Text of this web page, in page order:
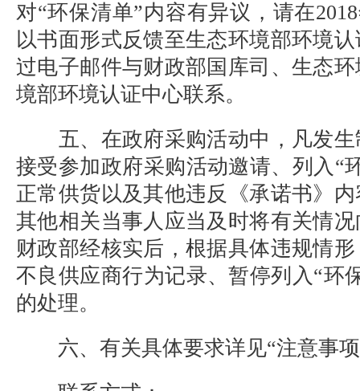
对“环保清单”内容有异议，请在
以书面形式反馈至生态环境部环境
过电子邮件与财政部国库司、生态
境部环境认证中心联系。
五、在政府采购活动中，凡发生
接受参加政府采购活动邀请、列入“
正常供货以及其他违反《承诺书》
其他相关当事人应当及时将有关情
财政部经核实后，根据具体违规情
不良供应商行为记录、暂停列入“环
的处理。
六、有关具体要求详见“注意事项